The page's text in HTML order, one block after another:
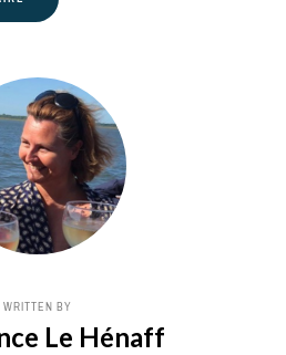
WRITTEN BY
Le Hénaff